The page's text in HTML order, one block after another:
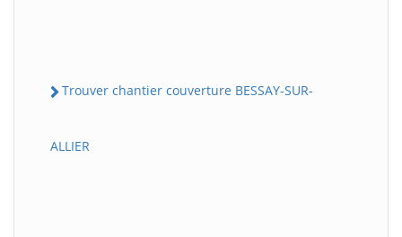
Trouver chantier couverture BESSAY-SUR-
ALLIER